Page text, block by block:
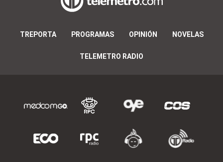
TREPORTA PROGRAMAS OPINIÓN NOVELAS
TELEMETRO RADIO